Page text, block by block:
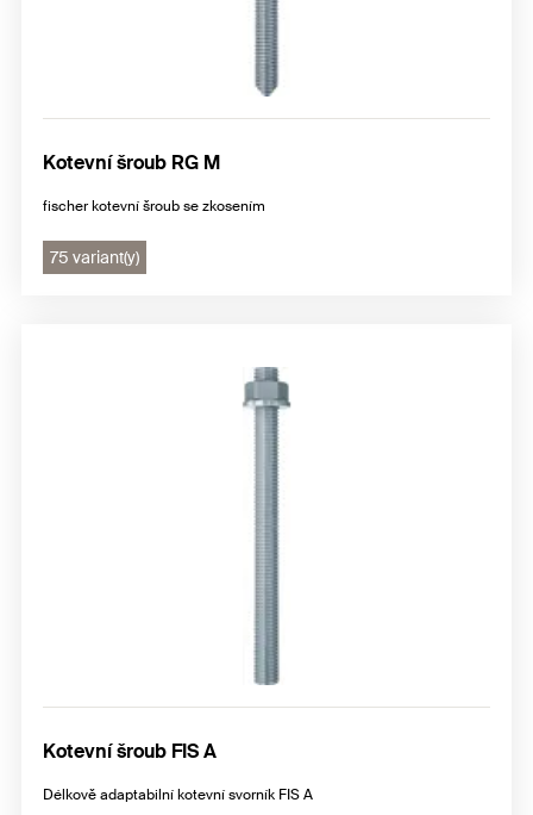
Kotevní šroub RG M
fischer kotevní šroub se zkosením
75 variant(y)
Kotevní šroub FIS A
Délkově adaptabilní kotevní svorník FIS A